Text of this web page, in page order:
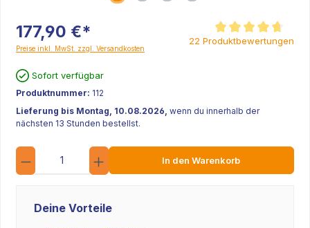
177,90 €*
Preise inkl. MwSt. zzgl. Versandkosten
Durchschnittliche
22 Produktbewertungen
Sofort verfügbar
Produktnummer: 112
Lieferung bis Montag, 10.08.2026, wenn du innerhalb der
nächsten 13 Stunden bestellst.
Anzahl
In den Warenkorb
Deine Vorteile